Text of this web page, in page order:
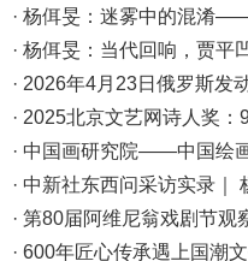
· 杨佴旻：当代回响，贾平
· 中国画研究院——中国绘
· 中新社东西问采访实录｜
· 第80届阿维尼翁戏剧节观